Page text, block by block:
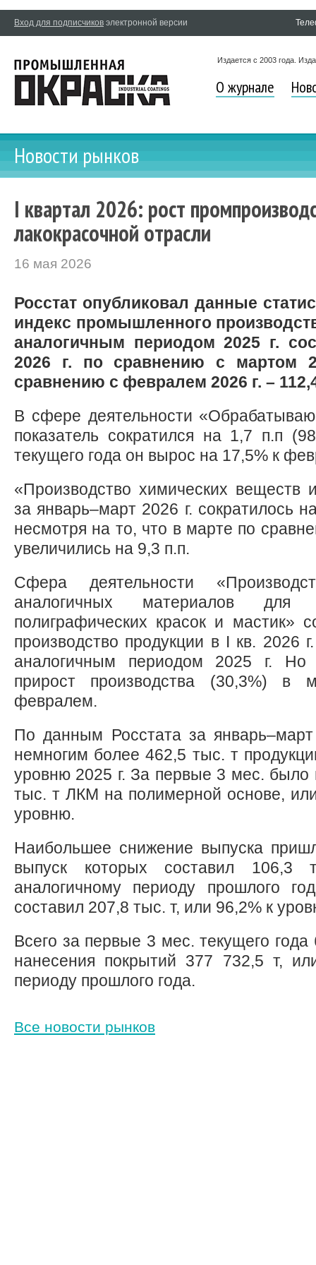
Вход для подписчиков электронной версии
Издается с 2003 года.
О журнале
Новости рынков
I квартал 2026: рост
лакокрасочной отрасли
16 мая 2026
Росстат опубликовал данные
индекс промышленного
аналогичным периодом 2025 г.
2026 г. по сравнению с мартом
сравнению с февралем 2026 г. –
В сфере деятельности
показатель сократился на 1,7 п.п
текущего года он вырос на 17,5% к
«Производство химических веществ
за январь–март 2026 г. сократилось
несмотря на то, что в марте по
увеличились на 9,3 п.п.
Сфера деятельности
аналогичных материалов для
полиграфических красок и мастик»
производство продукции в I кв. 2026
аналогичным периодом 2025 г. Но
прирост производства (30,3%) в
февралем.
По данным Росстата за
немногим более 462,5 тыс. т
уровню 2025 г. За первые 3 мес. было
тыс. т ЛКМ на полимерной основе,
уровню.
Наибольшее снижение выпуска
выпуск которых составил
аналогичному периоду прошлого
составил 207,8 тыс. т, или 96,2% к
Всего за первые 3 мес. текущего
нанесения покрытий 377 732,5 т,
периоду прошлого года.
Все новости рынков